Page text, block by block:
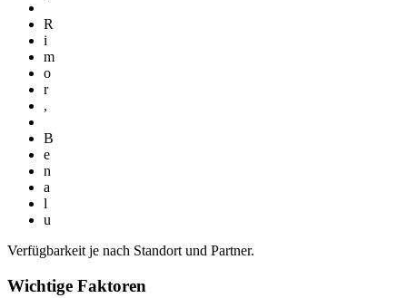
R
i
m
o
r
,
B
e
n
a
l
u
Verfügbarkeit je nach Standort und Partner.
Wichtige Faktoren